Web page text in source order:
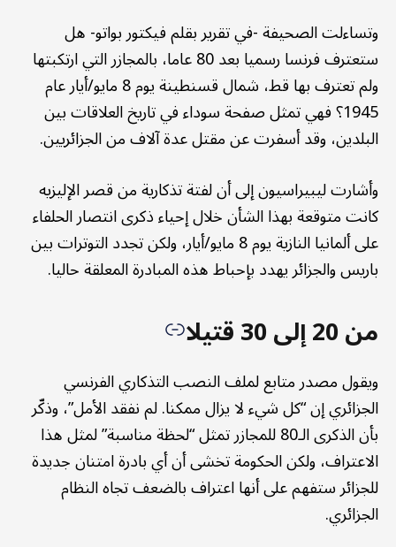
وتساءلت الصحيفة -في تقرير بقلم فيكتور بواتو- هل
ستعترف فرنسا رسميا بعد 80 عاما، بالمجازر التي ارتكبتها
ولم تعترف بها قط، شمال قسنطينة يوم 8 مايو/أيار عام
1945؟ فهي تمثل صفحة سوداء في تاريخ العلاقات بين
البلدين، وقد أسفرت عن مقتل عدة آلاف من الجزائريين.
وأشارت ليبيراسيون إلى أن لفتة تذكارية من قصر الإليزيه
كانت متوقعة بهذا الشأن خلال إحياء ذكرى انتصار الحلفاء
على ألمانيا النازية يوم 8 مايو/أيار، ولكن تجدد التوترات بين
باريس والجزائر يهدد بإحباط هذه المبادرة المعلقة حاليا.
من 20 إلى 30 قتيلا
ويقول مصدر متابع لملف النصب التذكاري الفرنسي
الجزائري إن “كل شيء لا يزال ممكنا. لم نفقد الأمل”، وذكّر
بأن الذكرى الـ80 للمجازر تمثل “لحظة مناسبة” لمثل هذا
الاعتراف، ولكن الحكومة تخشى أن أي بادرة امتنان جديدة
للجزائر ستفهم على أنها اعتراف بالضعف تجاه النظام
الجزائري.